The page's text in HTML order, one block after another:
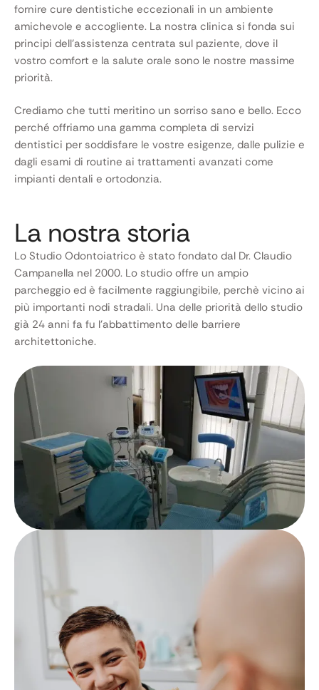
fornire cure dentistiche eccezionali in un ambiente
amichevole e accogliente. La nostra clinica si fonda sui
principi dell’assistenza centrata sul paziente, dove il
vostro comfort e la salute orale sono le nostre massime
priorità.
Crediamo che tutti meritino un sorriso sano e bello. Ecco
perché offriamo una gamma completa di servizi
dentistici per soddisfare le vostre esigenze, dalle pulizie e
dagli esami di routine ai trattamenti avanzati come
impianti dentali e ortodonzia.
La nostra storia
Lo Studio Odontoiatrico è stato fondato dal Dr. Claudio
Campanella nel 2000. Lo studio offre un ampio
parcheggio ed è facilmente raggiungibile, perchè vicino ai
più importanti nodi stradali. Una delle priorità dello studio
già 24 anni fa fu l’abbattimento delle barriere
architettoniche.